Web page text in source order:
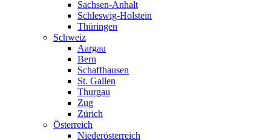
Sachsen-Anhalt
Schleswig-Holstein
Thüringen
Schweiz
Aargau
Bern
Schaffhausen
St. Gallen
Thurgau
Zug
Zürich
Österreich
Niederösterreich